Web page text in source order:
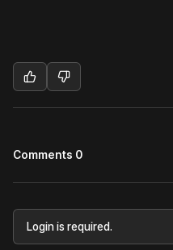
Comments 0
Login is required.